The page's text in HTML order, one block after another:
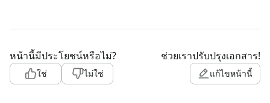
หน้านี้มีประโยชน์หรือไม่?
ใช่ ไม่ใช่
ช่วยเราปรับปรุงเอกสาร!
แก้ไขหน้านี้